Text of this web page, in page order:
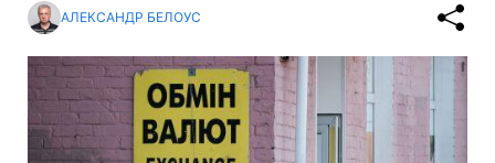
АЛЕКСАНДР БЕЛОУС